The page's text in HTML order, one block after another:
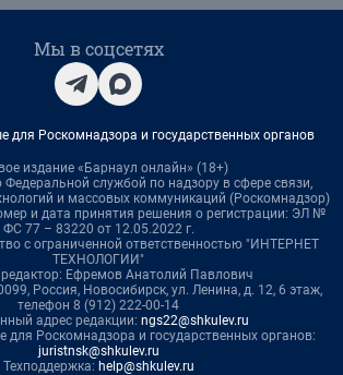
Мы в соцсетях
для Роскомнадзора и государственных органов
издание «Барнаул онлайн» (18+)
Федеральной службой по надзору в сфере связи,
и массовых коммуникаций (Роскомнадзор)
и дата принятия решения о регистрации: ЭЛ №
ФС 77 – 83220 от 12.05.2022 г.
с ограниченной ответственностью "ИНТЕРНЕТ
ТЕХНОЛОГИИ"
Ефремов Анатолий Павлович
Россия, Новосибирск, ул. Ленина, д. 12, 6 этаж,
телефон 8 (912) 222-00-14
адрес редакции: ngs22@shkulev.ru
для Роскомнадзора и государственных органов:
juristnsk@shkulev.ru
Техподдержка: help@shkulev.ru